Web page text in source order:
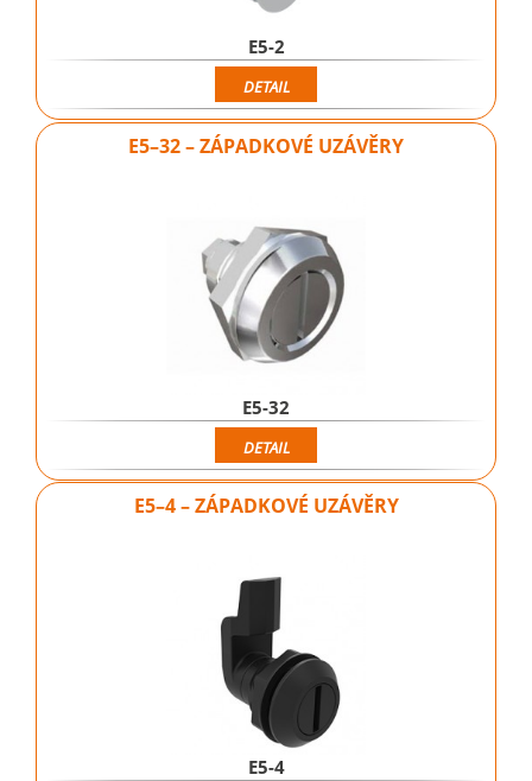
E5-2
DETAIL
E5–32 – ZÁPADKOVÉ UZÁVĚRY
E5-32
DETAIL
E5–4 – ZÁPADKOVÉ UZÁVĚRY
E5-4